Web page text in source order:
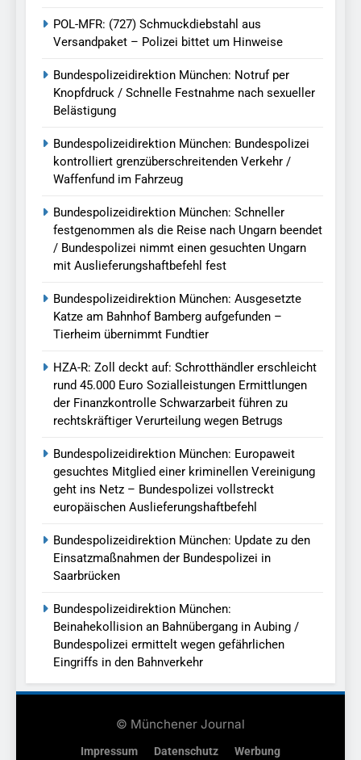
POL-MFR: (727) Schmuckdiebstahl aus
Versandpaket – Polizei bittet um Hinweise
Bundespolizeidirektion München: Notruf per
Knopfdruck / Schnelle Festnahme nach sexueller
Belästigung
Bundespolizeidirektion München: Bundespolizei
kontrolliert grenzüberschreitenden Verkehr /
Waffenfund im Fahrzeug
Bundespolizeidirektion München: Schneller
festgenommen als die Reise nach Ungarn beendet
/ Bundespolizei nimmt einen gesuchten Ungarn
mit Auslieferungshaftbefehl fest
Bundespolizeidirektion München: Ausgesetzte
Katze am Bahnhof Bamberg aufgefunden –
Tierheim übernimmt Fundtier
HZA-R: Zoll deckt auf: Schrotthändler erschleicht
rund 45.000 Euro Sozialleistungen Ermittlungen
der Finanzkontrolle Schwarzarbeit führen zu
rechtskräftiger Verurteilung wegen Betrugs
Bundespolizeidirektion München: Europaweit
gesuchtes Mitglied einer kriminellen Vereinigung
geht ins Netz – Bundespolizei vollstreckt
europäischen Auslieferungshaftbefehl
Bundespolizeidirektion München: Update zu den
Einsatzmaßnahmen der Bundespolizei in
Saarbrücken
Bundespolizeidirektion München:
Beinahekollision an Bahnübergang in Aubing /
Bundespolizei ermittelt wegen gefährlichen
Eingriffs in den Bahnverkehr
© Münchener Journal
Impressum Datenschutz Werbung